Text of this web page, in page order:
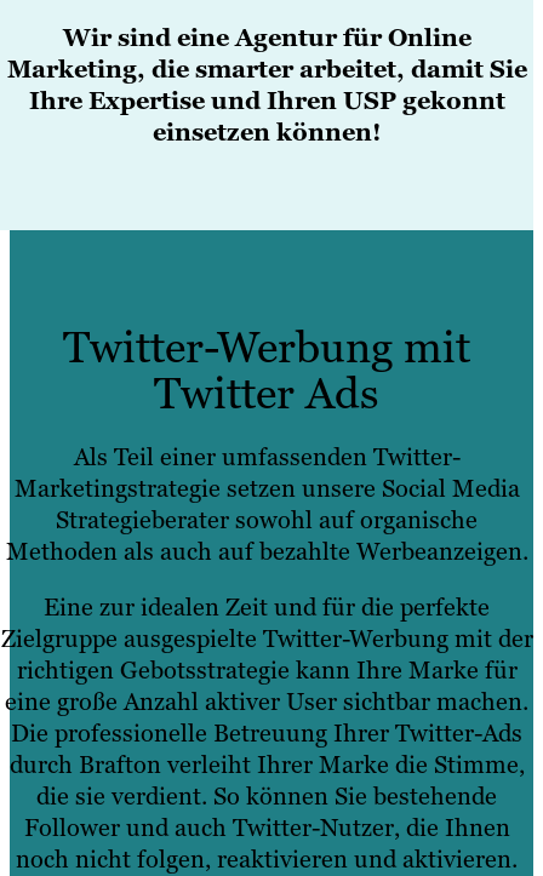
Wir sind eine Agentur für Online
Marketing, die smarter arbeitet, damit Sie
Ihre Expertise und Ihren USP gekonnt
einsetzen können!
Twitter-Werbung mit
Twitter Ads
Als Teil einer umfassenden Twitter-
Marketingstrategie setzen unsere Social Media
Strategieberater sowohl auf organische
Methoden als auch auf bezahlte Werbeanzeigen.
Eine zur idealen Zeit und für die perfekte
Zielgruppe ausgespielte Twitter-Werbung mit der
richtigen Gebotsstrategie kann Ihre Marke für
eine große Anzahl aktiver User sichtbar machen.
Die professionelle Betreuung Ihrer Twitter-Ads
durch Brafton verleiht Ihrer Marke die Stimme,
die sie verdient. So können Sie bestehende
Follower und auch Twitter-Nutzer, die Ihnen
noch nicht folgen, reaktivieren und aktivieren.